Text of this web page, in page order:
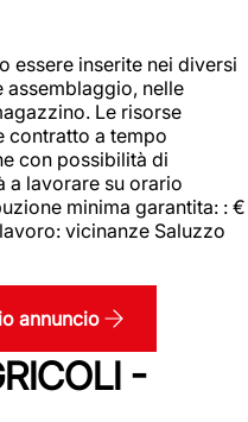
essere inserite nei diversi
nelle
Le risorse
contratto a tempo
con possibilità di
a lavorare su orario
minima garantita: : €
vicinanze Saluzzo
annuncio
-